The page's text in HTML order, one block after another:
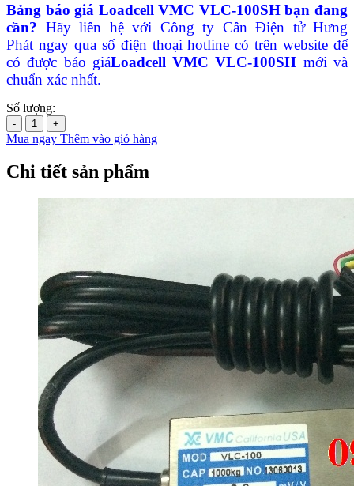
Bảng báo giá Loadcell VMC VLC-100SH bạn đang
cần? Hãy liên hệ với Công ty Cân Điện tử Hưng
Phát ngay qua số điện thoại hotline có trên website để
có được báo giáLoadcell VMC VLC-100SH mới và
chuẩn xác nhất.
Số lượng:
- +
Mua ngay Thêm vào giỏ hàng
Chi tiết sản phẩm